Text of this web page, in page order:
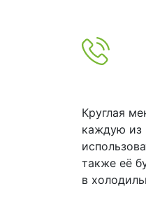
Круглая
каждую из
также её
в